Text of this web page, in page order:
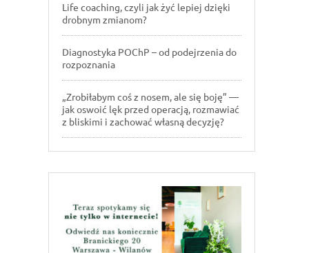
Life coaching, czyli jak żyć lepiej dzięki
drobnym zmianom?
Diagnostyka POChP – od podejrzenia do
rozpoznania
„Zrobiłabym coś z nosem, ale się boję” —
jak oswoić lęk przed operacją, rozmawiać
z bliskimi i zachować własną decyzję?